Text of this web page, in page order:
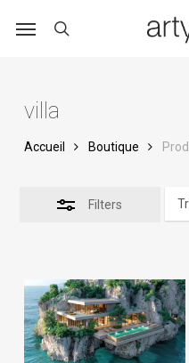
villa
Accueil Boutique
Filters